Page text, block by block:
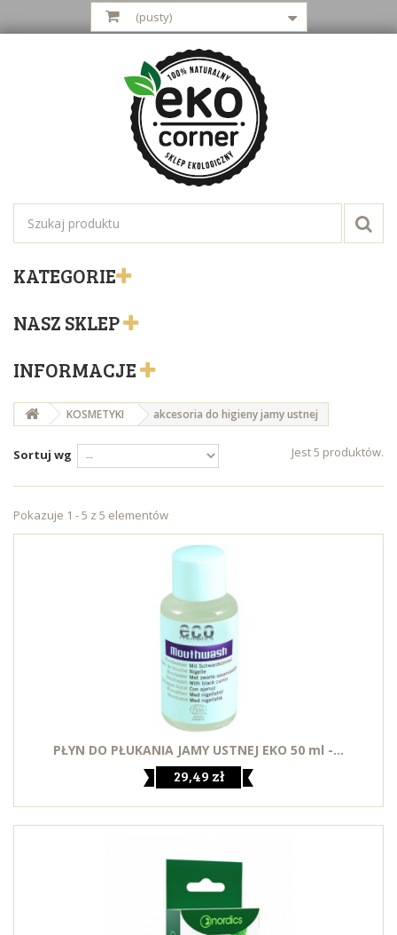
(pusty)
KATEGORIE
NASZ SKLEP
INFORMACJE
KOSMETYKI akcesoria do higieny jamy ustnej
Sortuj wg Jest 5 produktów.
Pokazuje 1 - 5 z 5 elementów
PŁYN DO PŁUKANIA JAMY USTNEJ EKO 50 ml -...
29,49 zł